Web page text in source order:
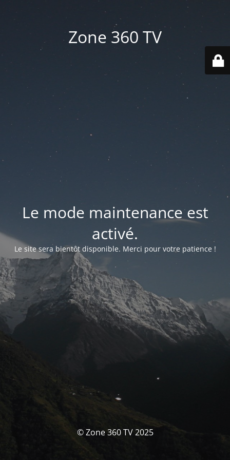
Zone 360 TV
Le mode maintenance est
activé.
Le site sera bientôt disponible. Merci pour votre patience !
© Zone 360 TV 2025